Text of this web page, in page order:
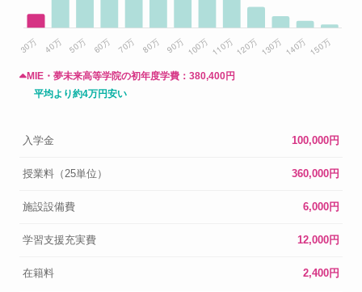
MIE・夢未来高等学院の初年度学費： 380,400円
平均より約4万円安い
入学金 100,000円
授業料（25単位） 360,000円
施設設備費 6,000円
学習支援充実費 12,000円
在籍料 2,400円